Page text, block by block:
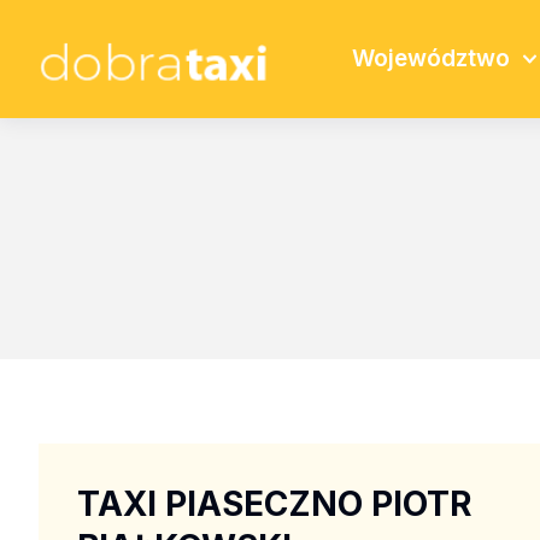
Województwo
TAXI PIASECZNO PIOTR